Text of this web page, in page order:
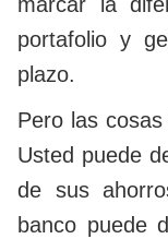
portafolio y
plazo.
Pero las
Usted puede
de sus
banco puede